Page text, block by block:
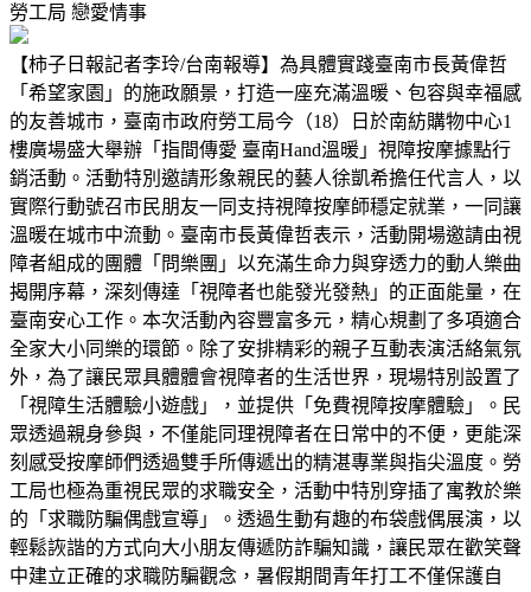
勞工局 戀愛情事
【柿子日報記者李玲/台南報導】為具體實踐臺南市長黃偉哲
「希望家園」的施政願景，打造一座充滿溫暖、包容與幸福感
的友善城市，臺南市政府勞工局今（18）日於南紡購物中心1
樓廣場盛大舉辦「指間傳愛 臺南Hand溫暖」視障按摩據點行
銷活動。活動特別邀請形象親民的藝人徐凱希擔任代言人，以
實際行動號召市民朋友一同支持視障按摩師穩定就業，一同讓
溫暖在城市中流動。臺南市長黃偉哲表示，活動開場邀請由視
障者組成的團體「問樂團」以充滿生命力與穿透力的動人樂曲
揭開序幕，深刻傳達「視障者也能發光發熱」的正面能量，在
臺南安心工作。本次活動內容豐富多元，精心規劃了多項適合
全家大小同樂的環節。除了安排精彩的親子互動表演活絡氣氛
外，為了讓民眾具體體會視障者的生活世界，現場特別設置了
「視障生活體驗小遊戲」，並提供「免費視障按摩體驗」。民
眾透過親身參與，不僅能同理視障者在日常中的不便，更能深
刻感受按摩師們透過雙手所傳遞出的精湛專業與指尖溫度。勞
工局也極為重視民眾的求職安全，活動中特別穿插了寓教於樂
的「求職防騙偶戲宣導」。透過生動有趣的布袋戲偶展演，以
輕鬆詼諧的方式向大小朋友傳遞防詐騙知識，讓民眾在歡笑聲
中建立正確的求職防騙觀念，暑假期間青年打工不僅保護自